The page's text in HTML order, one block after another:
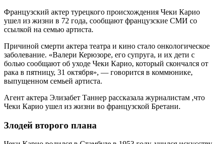
Французский актер турецкого происхождения Чеки Карио
ушел из жизни в 72 года, сообщают французские СМИ со
ссылкой на семью артиста.
Причиной смерти актера театра и кино стало онкологическое
заболевание. «Валери Керюзоре, его супруга, и их дети с
болью сообщают об уходе Чеки Карио, который скончался от
рака в пятницу, 31 октября», — говорится в коммюнике,
выпущенном семьей артиста.
Агент актера Элизабет Таннер рассказала журналистам ,что
Чеки Карио ушел из жизни во французской Бретани.
Злодей второго плана